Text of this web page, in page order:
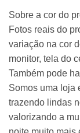
Sobre a cor do
Fotos reais do
variação na cor
monitor, tela do
Também pode
Somos uma loja
trazendo lindas
valorizando a